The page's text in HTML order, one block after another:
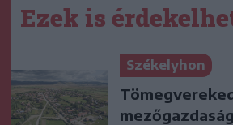
Ezek is
Székelyhon